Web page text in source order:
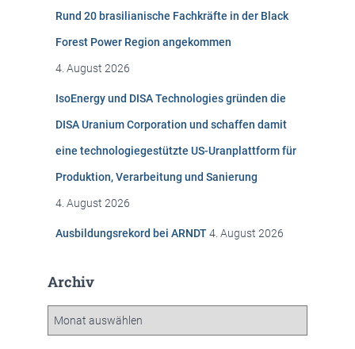
Rund 20 brasilianische Fachkräfte in der Black
Forest Power Region angekommen
4. August 2026
IsoEnergy und DISA Technologies gründen die
DISA Uranium Corporation und schaffen damit
eine technologiegestützte US-Uranplattform für
Produktion, Verarbeitung und Sanierung
4. August 2026
Ausbildungsrekord bei ARNDT4. August 2026
Archiv